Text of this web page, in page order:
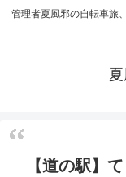
管理者夏風邪の自転車旅
【道の駅】